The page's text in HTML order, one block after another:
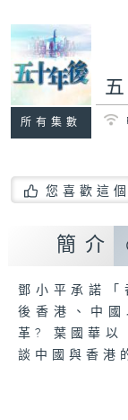
所有集數
您喜歡這
簡介
鄧小平承諾
後香港、中
革? 葉國華以
談中國與香港